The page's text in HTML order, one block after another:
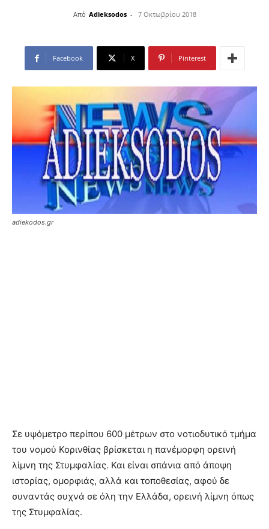
Από Adieksodos - 7 Οκτωβρίου 2018
Facebook X Pinterest
adiekodos.gr
Σε υψόμετρο περίπου 600 μέτρων στο νοτιοδυτικό τμήμα
του νομού Κορινθίας βρίσκεται η πανέμορφη ορεινή
λίμνη της Στυμφαλίας. Και είναι σπάνια από άποψη
ιστορίας, ομορφιάς, αλλά και τοποθεσίας, αφού δε
συναντάς συχνά σε όλη την Ελλάδα, ορεινή λίμνη όπως
της Στυμφαλίας.